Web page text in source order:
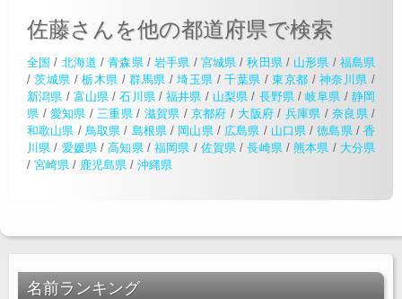
佐藤さんを他の都道府県で検索
全国 / 北海道 /青森県/ 岩手県 / 宮城県 /秋田県/ 山形県 / 福島県
/茨城県 /栃木県 /群馬県 /埼玉県 /千葉県 /東京都 /神奈川県 /
新潟県 / 富山県 /石川県/福井県 / 山梨県 / 長野県/岐阜県 / 静岡
県 / 愛知県 /三重県 / 滋賀県 / 京都府 / 大阪府 / 兵庫県 / 奈良県/
和歌山県 / 鳥取県 / 島根県/ 岡山県/ 広島県 / 山口県 /徳島県/香
川県 / 愛媛県/高知県/ 福岡県 / 佐賀県 /長崎県/熊本県 / 大分県
/ 宮崎県 / 鹿児島県 / 沖縄県
名前ランキング